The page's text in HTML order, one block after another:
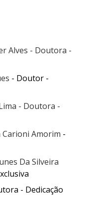
Alves - Doutora -
- Doutor -
- Doutora -
Amorim -
Da Silveira
- Dedicação